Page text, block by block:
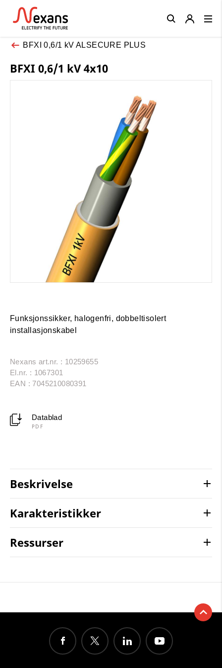
BFXI 0,6/1 kV ALSECURE PLUS
BFXI 0,6/1 kV 4x10
Funksjonssikker, halogenfri, dobbeltisolert
installasjonskabel
Nexans art.nr. : 10259655
El.nr. : 1067301
EAN : 7045210080391
Datablad
PDF
Beskrivelse
Karakteristikker
Ressurser
Close